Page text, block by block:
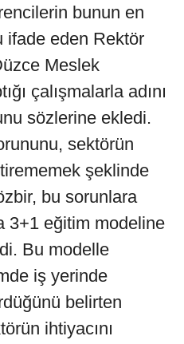
bunun en
ifade eden Rektör
Meslek
çalışmalarla adını
sözlerine ekledi.
sektörün
şeklinde
bu sorunlara
3+1 eğitim modeline
Bu modelle
iş yerinde
belirten
ihtiyacını